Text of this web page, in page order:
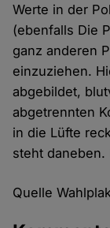
Werte in der
(ebenfalls Die
ganz anderen
einzuziehen.
abgebildet,
abgetrennten
in die Lüfte
steht daneben.
Quelle